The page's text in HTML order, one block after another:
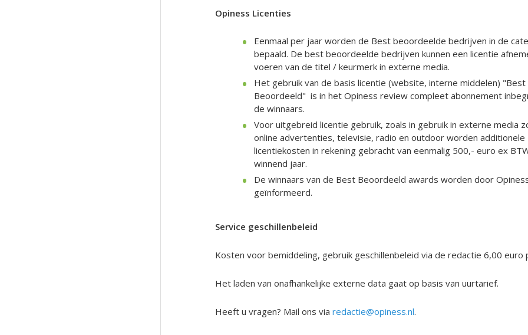
Opiness Licenties
Eenmaal per jaar worden de Best beoordeelde bedrijven in de
bepaald. De best beoordeelde bedrijven kunnen een licentie
voeren van de titel / keurmerk in externe media.
Het gebruik van de basis licentie (website, interne middelen) "Best
Beoordeeld" is in het Opiness review compleet abonnement
de winnaars.
Voor uitgebreid licentie gebruik, zoals in gebruik in externe media
online advertenties, televisie, radio en outdoor worden additionele
licentiekosten in rekening gebracht van eenmalig 500,- euro ex
winnend jaar.
De winnaars van de Best Beoordeeld awards worden door
geïnformeerd.
Service geschillenbeleid
Kosten voor bemiddeling, gebruik geschillenbeleid via de redactie 6,00 euro
Het laden van onafhankelijke externe data gaat op basis van uurtarief.
Heeft u vragen? Mail ons via redactie@opiness.nl.